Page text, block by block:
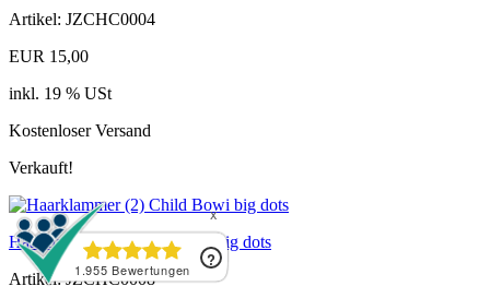
Artikel: JZCHC0004
EUR 15,00
inkl. 19 % USt
Kostenloser Versand
Verkauft!
Haarklammer (2) Child Bowi big dots
Artikel: JZCHC0008